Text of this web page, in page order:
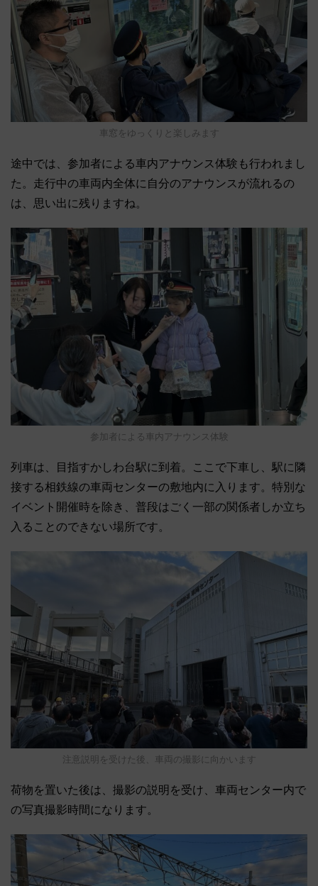
車窓をゆっくりと楽しみます
途中では、参加者による車内アナウンス体験も行われまし
た。走行中の車両内全体に自分のアナウンスが流れるの
は、思い出に残りますね。
参加者による車内アナウンス体験
列車は、目指すかしわ台駅に到着。ここで下車し、駅に隣
接する相鉄線の車両センターの敷地内に入ります。特別な
イベント開催時を除き、普段はごく一部の関係者しか立ち
入ることのできない場所です。
注意説明を受けた後、車両の撮影に向かいます
荷物を置いた後は、撮影の説明を受け、車両センター内で
の写真撮影時間になります。